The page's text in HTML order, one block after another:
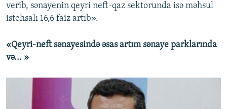
verib, sənayenin qeyri neft-qaz sektorunda isə məhsul
istehsalı 16,6 faiz artıb».
«Qeyri-neft sənayesində əsas artım sənaye parklarında
və... »